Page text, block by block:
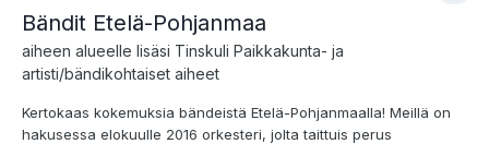
Bändit Etelä-Pohjanmaa
aiheen alueelle lisäsi Tinskuli Paikkakunta- ja
artisti/bändikohtaiset aiheet
Kertokaas kokemuksia bändeistä Etelä-Pohjanmaalla! Meillä on
hakusessa elokuulle 2016 orkesteri, jolta taittuis perus